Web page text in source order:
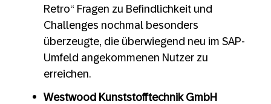
Retro“ Fragen zu Befindlichkeit und
Challenges nochmal besonders
überzeugte, die überwiegend neu im SAP-
Umfeld angekommenen Nutzer zu
erreichen.
Westwood Kunststofftechnik GmbH